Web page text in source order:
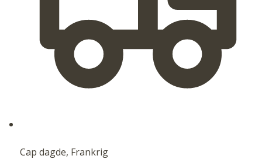
Cap dagde, Frankrig